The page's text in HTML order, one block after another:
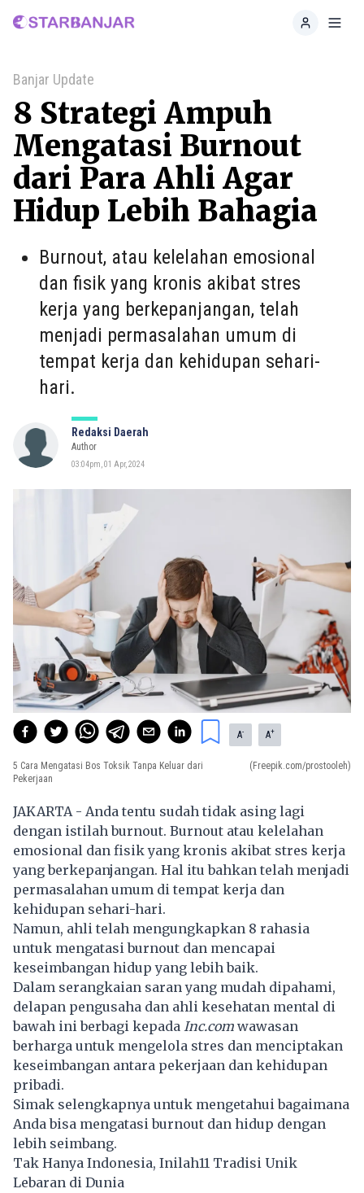
Home
Banjar Update
8 Strategi Ampuh
Mengatasi Burnout
dari Para Ahli Agar
Hidup Lebih Bahagia
Burnout, atau kelelahan emosional
dan fisik yang kronis akibat stres
kerja yang berkepanjangan, telah
menjadi permasalahan umum di
tempat kerja dan kehidupan sehari-
hari.
Redaksi Daerah
Author
03:04pm, 01 Apr, 2024
A- A+
5 Cara Mengatasi Bos Toksik Tanpa Keluar dari
Pekerjaan
(Freepik.com/prostooleh)
JAKARTA - Anda tentu sudah tidak asing lagi
dengan istilah burnout. Burnout atau kelelahan
emosional dan fisik yang kronis akibat stres kerja
yang berkepanjangan. Hal itu bahkan telah menjadi
permasalahan umum di tempat kerja dan
kehidupan sehari-hari.
Namun, ahli telah mengungkapkan 8 rahasia
untuk mengatasi burnout dan mencapai
keseimbangan hidup yang lebih baik.
Dalam serangkaian saran yang mudah dipahami,
delapan pengusaha dan ahli kesehatan mental di
bawah ini berbagi kepada Inc.com wawasan
berharga untuk mengelola stres dan menciptakan
keseimbangan antara pekerjaan dan kehidupan
pribadi.
Simak selengkapnya untuk mengetahui bagaimana
Anda bisa mengatasi burnout dan hidup dengan
lebih seimbang.
Tak Hanya Indonesia, Inilah11 Tradisi Unik
Lebaran di Dunia